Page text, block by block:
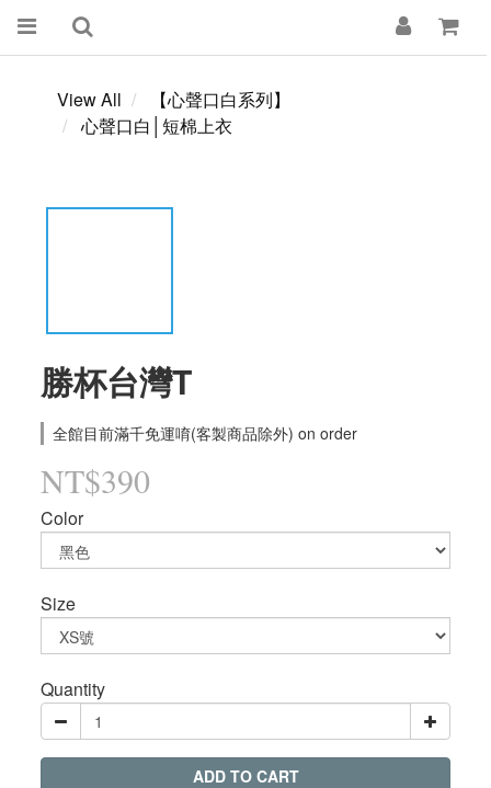
View All
【心聲口白系列】
心聲口白│短棉上衣
勝杯台灣T
全館目前滿千免運唷(客製商品除外) on order
NT$390
Color
Size
Quantity
ADD TO CART